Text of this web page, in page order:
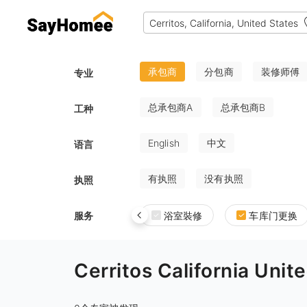
专业 承包商 分包商 装修师傅
工种 总承包商A 总承包商B
语言 English 中文
执照 有执照 没有执照
服务 浴室裝修 车库门更换
Cerritos California